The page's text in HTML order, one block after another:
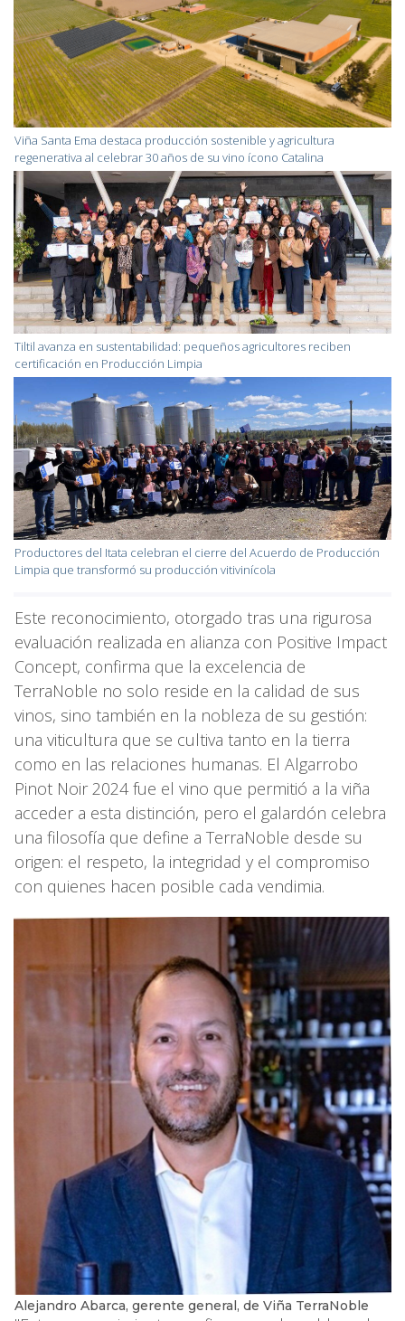
Viña Santa Ema destaca producción sostenible y agricultura
regenerativa al celebrar 30 años de su vino ícono Catalina
Tiltil avanza en sustentabilidad: pequeños agricultores reciben
certificación en Producción Limpia
Productores del Itata celebran el cierre del Acuerdo de Producción
Limpia que transformó su producción vitivinícola
Este reconocimiento, otorgado tras una rigurosa
evaluación realizada en alianza con Positive Impact
Concept, confirma que la excelencia de
TerraNoble no solo reside en la calidad de sus
vinos, sino también en la nobleza de su gestión:
una viticultura que se cultiva tanto en la tierra
como en las relaciones humanas. El Algarrobo
Pinot Noir 2024 fue el vino que permitió a la viña
acceder a esta distinción, pero el galardón celebra
una filosofía que define a TerraNoble desde su
origen: el respeto, la integridad y el compromiso
con quienes hacen posible cada vendimia.
Alejandro Abarca, gerente general, de Viña TerraNoble